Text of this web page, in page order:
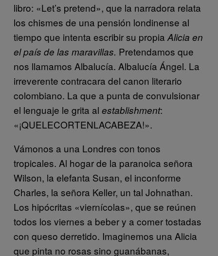
libro: «Let’s pretend», que la narradora relata
los chismes de una pensión londinense al
tiempo que intenta escribir su propia Alicia en
el país de las maravillas. Pretendamos que
nos llamamos Albalucía. Albalucía Ángel. La
irreverente contracara del canon literario
colombiano. La que a punta de convulsionar
el lenguaje le grita al establishment:
«¡QUELECORTENLACABEZA!».
Vámonos a una Londres con tonos
tropicales. Al hogar de la paranoica señora
Wilson, la elefanta Susan, el inconforme
Charles, la señora Keller, un tal Johnathan.
Los hipócritas «viernícolas», que se reúnen
todos los viernes a beber y a comer tostadas
con queso derretido. Imaginemos una Alicia
que pinta no rosas sino guanábanas,